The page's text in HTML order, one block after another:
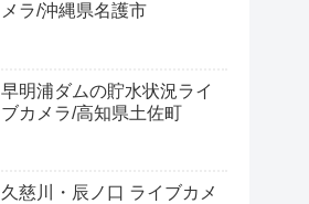
メラ/沖縄県名護市
早明浦ダムの貯水状況ライ
ブカメラ/高知県土佐町
久慈川・辰ノ口 ライブカメ